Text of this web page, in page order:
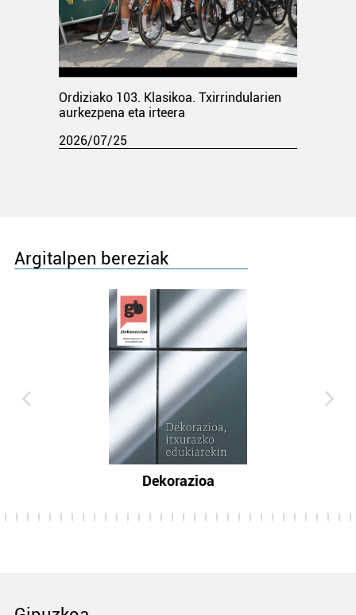
Ordiziako 103. Klasikoa. Txirrindularien
aurkezpena eta irteera
2026/07/25
Argitalpen bereziak
Dekorazioa